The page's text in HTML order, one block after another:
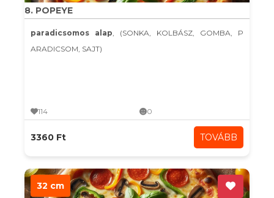
8. POPEYE
paradicsomos alap, (SONKA, KOLBÁSZ, GOMBA, P
ARADICSOM, SAJT)
114 0
3360 Ft TOVÁBB
32 cm